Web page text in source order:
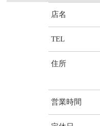
店名
TEL
住所
営業時間